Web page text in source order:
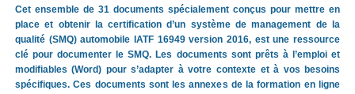
Cet ensemble de 31 documents spécialement conçus pour mettre en
place et obtenir la certification d’un système de management de la
qualité (SMQ) automobile IATF 16949 version 2016, est une ressource
clé pour documenter le SMQ. Les documents sont prêts à l’emploi et
modifiables (Word) pour s’adapter à votre contexte et à vos besoins
spécifiques. Ces documents sont les annexes de la formation en ligne